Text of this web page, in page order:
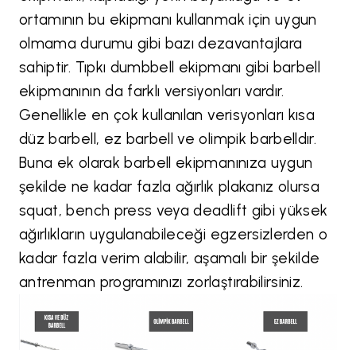
ortamının bu ekipmanı kullanmak için uygun
olmama durumu gibi bazı dezavantajlara
sahiptir. Tıpkı dumbbell ekipmanı gibi barbell
ekipmanının da farklı versiyonları vardır.
Genellikle en çok kullanılan verisyonları kısa
düz barbell, ez barbell ve olimpik barbelldır.
Buna ek olarak barbell ekipmanınıza uygun
şekilde ne kadar fazla ağırlık plakanız olursa
squat, bench press veya deadlift gibi yüksek
ağırlıkların uygulanabileceği egzersizlerden o
kadar fazla verim alabilir, aşamalı bir şekilde
antrenman programınızı zorlaştırabilirsiniz.